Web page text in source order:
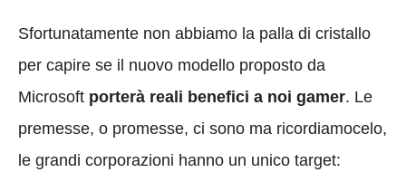
Sfortunatamente non abbiamo la palla di cristallo
per capire se il nuovo modello proposto da
Microsoft porterà reali benefici a noi gamer. Le
premesse, o promesse, ci sono ma ricordiamocelo,
le grandi corporazioni hanno un unico target: